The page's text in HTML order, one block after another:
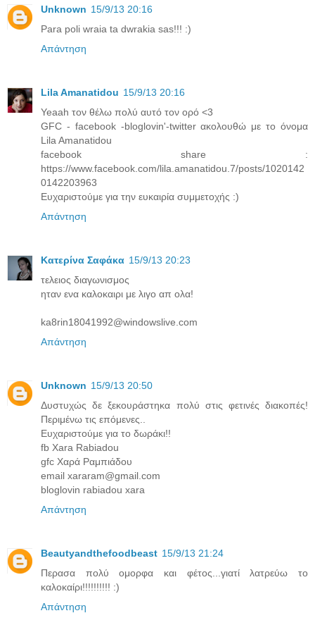
Unknown 15/9/13 20:16
Para poli wraia ta dwrakia sas!!! :)
Απάντηση
Lila Amanatidou 15/9/13 20:16
Yeaah τον θέλω πολύ αυτό τον ορό <3
GFC - facebook -bloglovin'-twitter ακολουθώ με το όνομα
Lila Amanatidou
facebook share :
https://www.facebook.com/lila.amanatidou.7/posts/1020142
0142203963
Ευχαριστούμε για την ευκαιρία συμμετοχής :)
Απάντηση
Κατερίνα Σαφάκα 15/9/13 20:23
τελειος διαγωνισμος
ηταν ενα καλοκαιρι με λιγο απ ολα!
ka8rin18041992@windowslive.com
Απάντηση
Unknown 15/9/13 20:50
Δυστυχώς δε ξεκουράστηκα πολύ στις φετινές διακοπές!
Περιμένω τις επόμενες..
Ευχαριστούμε για το δωράκι!!
fb Xara Rabiadou
gfc Χαρά Ραμπιάδου
email xararam@gmail.com
bloglovin rabiadou xara
Απάντηση
Beautyandthefoodbeast 15/9/13 21:24
Περασα πολύ ομορφα και φέτος...γιατί λατρεύω το
καλοκαίρι!!!!!!!!!! :)
Απάντηση